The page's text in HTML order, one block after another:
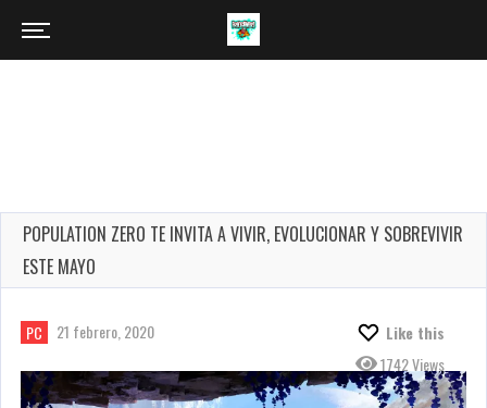
POPULATION ZERO TE INVITA A VIVIR, EVOLUCIONAR Y SOBREVIVIR
ESTE MAYO
PC 21 febrero, 2020
Like this
1742 Views